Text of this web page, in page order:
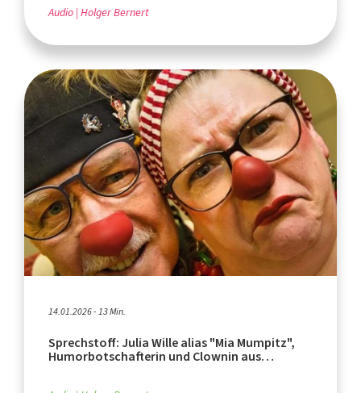
Audio Holger Bernert
14.01.2026 - 13 Min.
Sprechstoff: Julia Wille alias "Mia Mumpitz",
Humorbotschafterin und Clownin aus